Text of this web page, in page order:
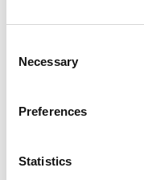
Necessary
Preferences
Statistics
Avantages